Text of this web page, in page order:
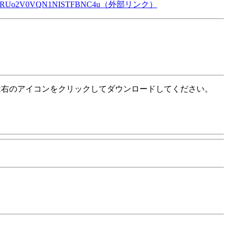
（外部リンク）
のアイコンをクリックしてダウンロードしてください。